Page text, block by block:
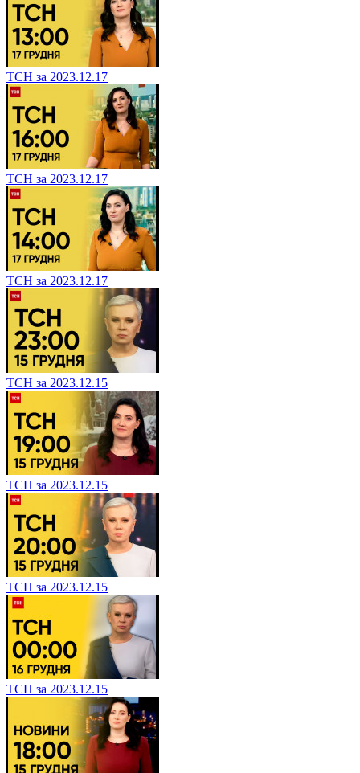
ТСН за 2023.12.17
ТСН за 2023.12.17
ТСН за 2023.12.17
ТСН за 2023.12.15
ТСН за 2023.12.15
ТСН за 2023.12.15
ТСН за 2023.12.15